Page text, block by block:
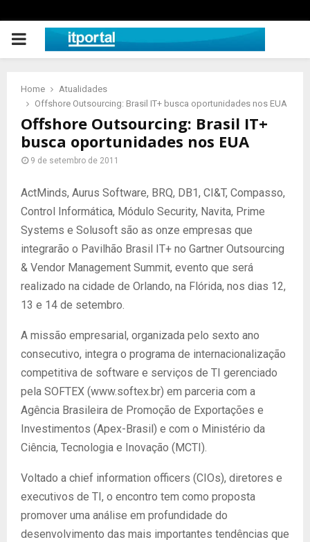
PRIMARY
Home
Atualidades
Offshore Outsourcing: Brasil IT+ busca oportunidades nos EUA
Offshore Outsourcing: Brasil IT+
busca oportunidades nos EUA
9 de setembro de 2011
ActMinds, Aurus Software, BRQ, DB1, CI&T, Compasso,
Control Informática, Módulo Security, Navita, Prime
Systems e Solusoft são as onze empresas que
integrarão o Pavilhão Brasil IT+ no Gartner Outsourcing
& Vendor Management Summit, evento que será
realizado na cidade de Orlando, na Flórida, nos dias 12,
13 e 14 de setembro.
A missão empresarial, organizada pelo sexto ano
consecutivo, integra o programa de internacionalização
competitiva de software e serviços de TI gerenciado
pela SOFTEX (www.softex.br) em parceria com a
Agência Brasileira de Promoção de Exportações e
Investimentos (Apex-Brasil) e com o Ministério da
Ciência, Tecnologia e Inovação (MCTI).
Voltado a chief information officers (CIOs), diretores e
executivos de TI, o encontro tem como proposta
promover uma análise em profundidade do
desenvolvimento das mais importantes tendências que